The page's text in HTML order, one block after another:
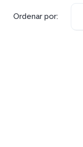
Ordenar por: